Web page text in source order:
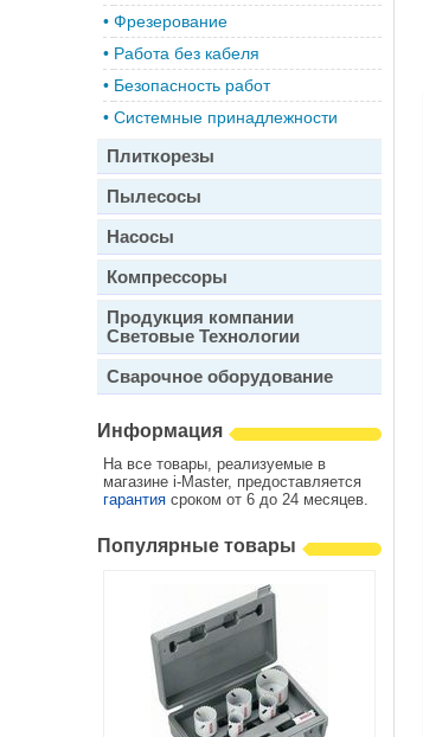
• Фрезерование
• Работа без кабеля
• Безопасность работ
• Системные принадлежности
Плиткорезы
Пылесосы
Насосы
Компрессоры
Продукция компании
Световые Технологии
Сварочное оборудование
Информация
На все товары, реализуемые в
магазине i-Master, предоставляется
гарантия сроком от 6 до 24 месяцев.
Популярные товары